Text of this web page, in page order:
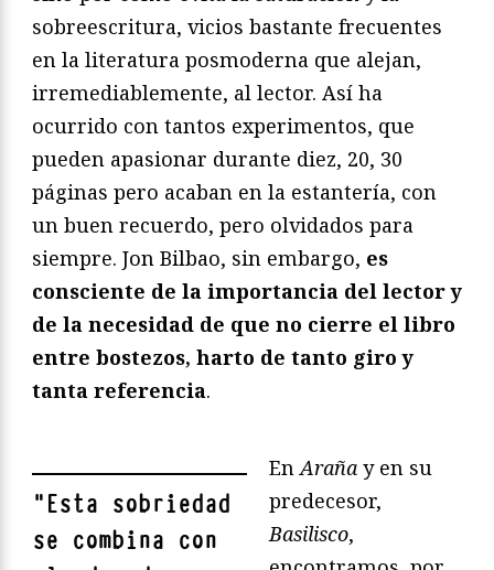
sobreescritura, vicios bastante frecuentes
en la literatura posmoderna que alejan,
irremediablemente, al lector. Así ha
ocurrido con tantos experimentos, que
pueden apasionar durante diez, 20, 30
páginas pero acaban en la estantería, con
un buen recuerdo, pero olvidados para
siempre. Jon Bilbao, sin embargo, es
consciente de la importancia del lector y
de la necesidad de que no cierre el libro
entre bostezos, harto de tanto giro y
tanta referencia.
"Esta sobriedad
se combina con
EnAraña y en su
predecesor,
Basilisco,